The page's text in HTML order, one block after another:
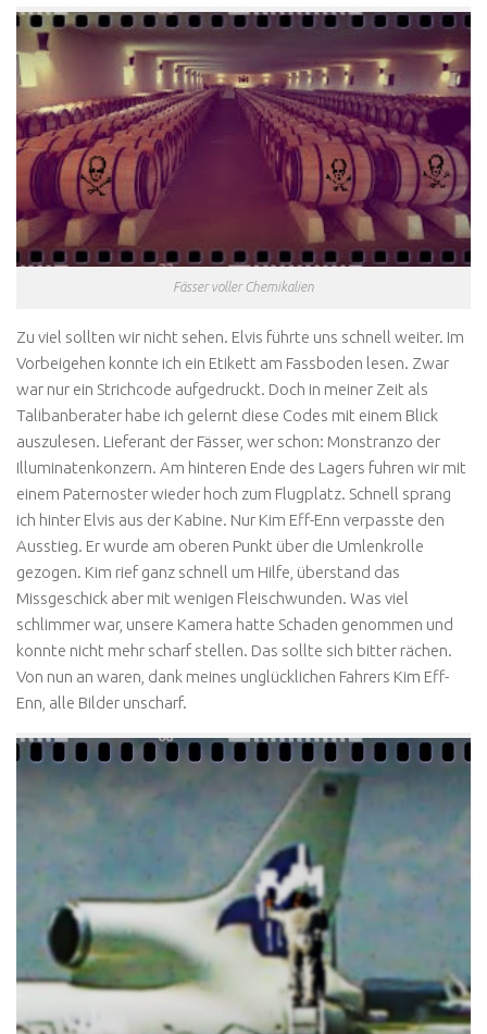
Fässer voller Chemikalien
Zu viel sollten wir nicht sehen. Elvis führte uns schnell weiter. Im
Vorbeigehen konnte ich ein Etikett am Fassboden lesen. Zwar
war nur ein Strichcode aufgedruckt. Doch in meiner Zeit als
Talibanberater habe ich gelernt diese Codes mit einem Blick
auszulesen. Lieferant der Fässer, wer schon: Monstranzo der
Illuminatenkonzern. Am hinteren Ende des Lagers fuhren wir mit
einem Paternoster wieder hoch zum Flugplatz. Schnell sprang
ich hinter Elvis aus der Kabine. Nur Kim Eff-Enn verpasste den
Ausstieg. Er wurde am oberen Punkt über die Umlenkrolle
gezogen. Kim rief ganz schnell um Hilfe, überstand das
Missgeschick aber mit wenigen Fleischwunden. Was viel
schlimmer war, unsere Kamera hatte Schaden genommen und
konnte nicht mehr scharf stellen. Das sollte sich bitter rächen.
Von nun an waren, dank meines unglücklichen Fahrers Kim Eff-
Enn, alle Bilder unscharf.